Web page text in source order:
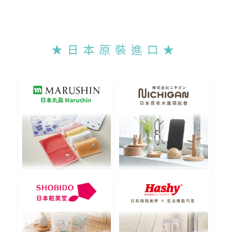
★ 日 本 原 裝 進 口 ★